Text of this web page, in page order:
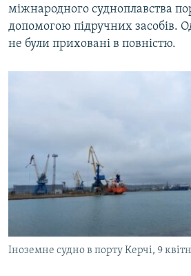
міжнародного судноплавства
допомогою підручних засобів.
не були приховані в повністю.
Іноземне судно в порту Керчі, 9